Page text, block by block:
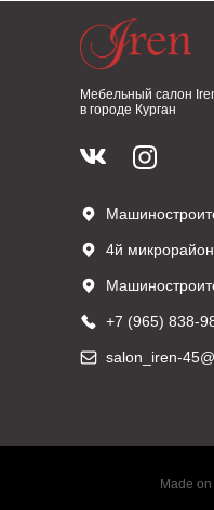
4й
+7 (965) 838-
salon_iren-
Мебельный салон
в городе Курган
Made on